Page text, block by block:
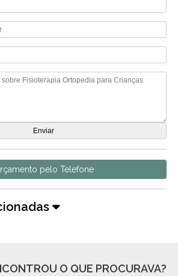
pelo Telefone
O QUE PROCURAVA?